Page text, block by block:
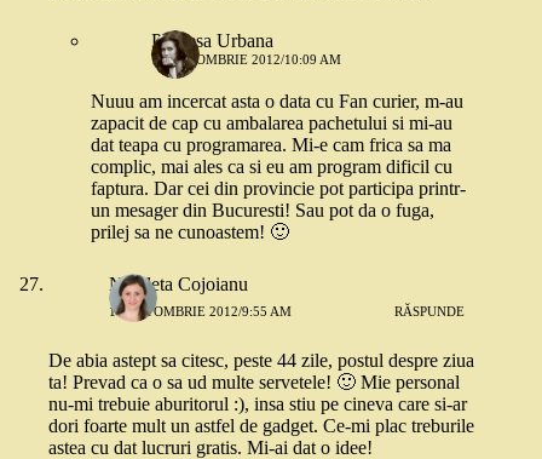
Printesa Urbana
18 OCTOMBRIE 2012/10:09 AM
Nuuu am incercat asta o data cu Fan curier, m-au
zapacit de cap cu ambalarea pachetului si mi-au
dat teapa cu programarea. Mi-e cam frica sa ma
complic, mai ales ca si eu am program dificil cu
faptura. Dar cei din provincie pot participa printr-
un mesager din Bucuresti! Sau pot da o fuga,
prilej sa ne cunoastem! 🙂
Nicoleta Cojoianu
18 OCTOMBRIE 2012/9:55 AM RĂSPUNDE
De abia astept sa citesc, peste 44 zile, postul despre ziua
ta! Prevad ca o sa ud multe servetele! 🙂 Mie personal
nu-mi trebuie aburitorul :), insa stiu pe cineva care si-ar
dori foarte mult un astfel de gadget. Ce-mi plac treburile
astea cu dat lucruri gratis. Mi-ai dat o idee!